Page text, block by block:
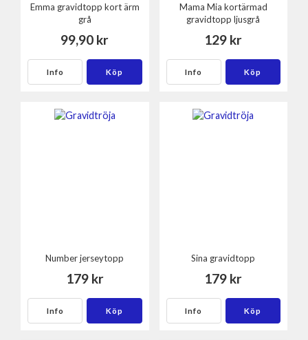
Emma gravidtopp kort ärm
grå
99,90 kr
Info Köp
Mama Mia kortärmad
gravidtopp ljusgrå
129 kr
Info Köp
Number jerseytopp
179 kr
Info Köp
Sina gravidtopp
179 kr
Info Köp